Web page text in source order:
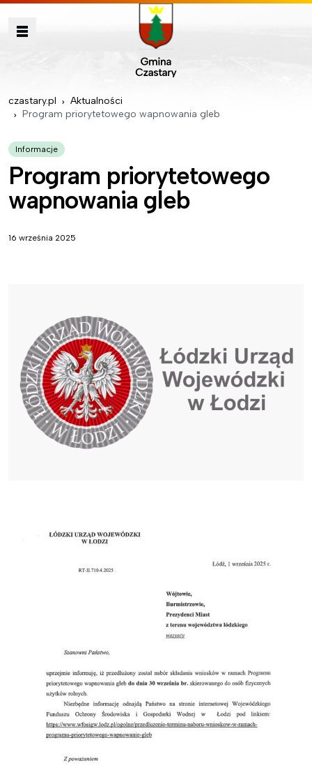
czastary.pl
Aktualności
Program priorytetowego wapnowania gleb
Informacje
Program priorytetowego
wapnowania gleb
16 września 2025